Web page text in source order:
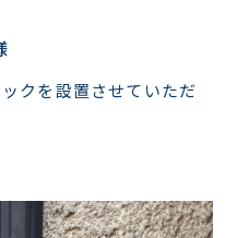
クを設置させていただ